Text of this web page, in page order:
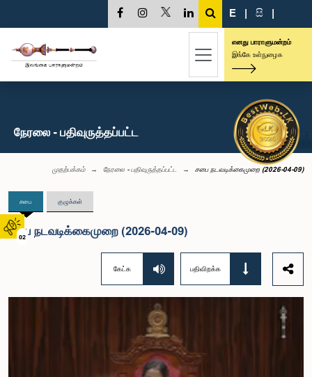
02
E | සි |
எனது பாராளுமன்றம்
இங்கே உள்நுழைக
நேரலை - பதிவுருத்தப்பட்ட
முதற்பக்கம் நேரலை - பதிவுருத்தப்பட்ட சபை நடவடிக்கைமுறை (2026-04-09)
சபை குழுக்கள்
சபை நடவடிக்கைமுறை (2026-04-09)
கேட்க பதிவிறக்க